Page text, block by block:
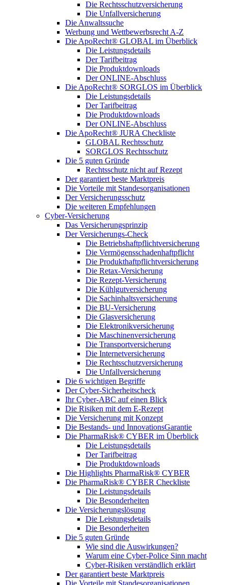
Die Rechtsschutzversicherung
Die Unfallversicherung
Die Anwaltssuche
Werbung und Wettbewerbsrecht A-Z
Die ApoRecht® GLOBAL im Überblick
Die Leistungsdetails
Der Tarifbeitrag
Die Produktdownloads
Der ONLINE-Abschluss
Die ApoRecht® SORGLOS im Überblick
Die Leistungsdetails
Der Tarifbeitrag
Die Produktdownloads
Der ONLINE-Abschluss
Die ApoRecht® JURA Checkliste
GLOBAL Rechtsschutz
SORGLOS Rechtsschutz
Die 5 guten Gründe
Rechtsschutz nicht auf Rezept
Der garantiert beste Marktpreis
Die Vorteile mit Standesorganisationen
Der Versicherungsschutz
Die weiteren Empfehlungen
Cyber-Versicherung
Das Versicherungsprinzip
Der Versicherungs-Check
Die Betriebshaftpflichtversicherung
Die Vermögensschadenhaftpflicht
Die Produkthaftpflichtversicherung
Die Retax-Versicherung
Die Rezept-Versicherung
Die Kühlgutversicherung
Die Sachinhaltsversicherung
Die BU-Versicherung
Die Glasversicherung
Die Elektronikversicherung
Die Maschinenversicherung
Die Transportversicherung
Die Internetversicherung
Die Rechtsschutzversicherung
Die Unfallversicherung
Die 6 wichtigen Begriffe
Der Cyber-Sicher­heits­check
Ihr Cyber-ABC auf einen Blick
Die Risiken mit dem E-Rezept
Die Versicherung mit Konzept
Die Bestands- und InnovationsGarantie
Die PharmaRisk® CYBER im Überblick
Die Leistungsdetails
Der Tarifbeitrag
Die Produktdownloads
Die Highlights PharmaRisk® CYBER
Die PharmaRisk® CYBER Checkliste
Die Leistungsdetails
Die Besonderheiten
Die Versicherungslösung
Die Leistungsdetails
Die Besonderheiten
Die 5 guten Gründe
Wie sind die Auswirkungen?
Warum eine Cyber-Police Sinn macht
Cyber-Risiken verständlich erklärt
Der garantiert beste Marktpreis
Die Vorteile mit Standesorganisationen